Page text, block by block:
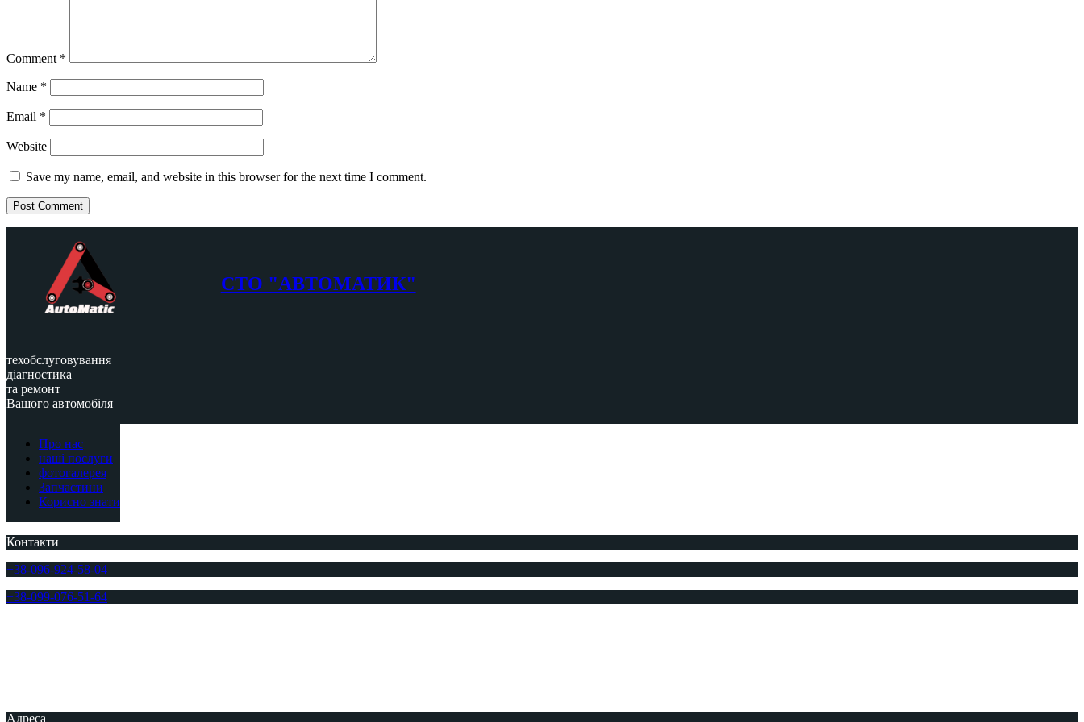
Comment *
Name *
Email *
Website
Save my name, email, and website in this browser for the next time I comment.
СТО "АВТОМАТИК"
техобслуговування
діагностика
та ремонт
Вашого автомобіля
Про нас
наші послуги
фотогалерея
Запчастини
Корисно знати
Контакти
+38-096-924-58-04
+38-099-076-51-64
Адреса